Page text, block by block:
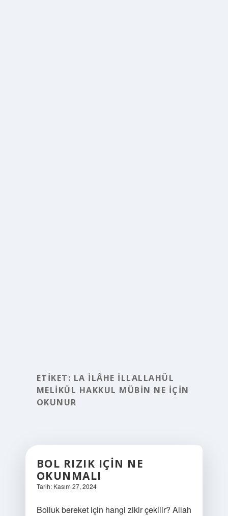
ETIKET: LA ILÂHE ILLALLAHÜL
MELIKÜL HAKKUL MÜBIN NE IÇIN
OKUNUR
BOL RIZIK IÇIN NE
OKUNMALI
Tarih: Kasım 27, 2024
Bolluk bereket için hangi zikir çekilir? Allah